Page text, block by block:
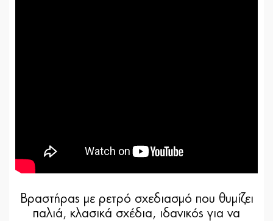
Βραστήρας με ρετρό σχεδιασμό που θυμίζει
παλιά, κλασικά σχέδια, ιδανικός για να